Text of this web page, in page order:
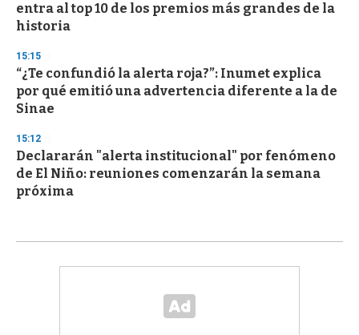
entra al top 10 de los premios más grandes de la
historia
15:15
“¿Te confundió la alerta roja?”: Inumet explica
por qué emitió una advertencia diferente a la de
Sinae
15:12
Declararán "alerta institucional" por fenómeno
de El Niño: reuniones comenzarán la semana
próxima